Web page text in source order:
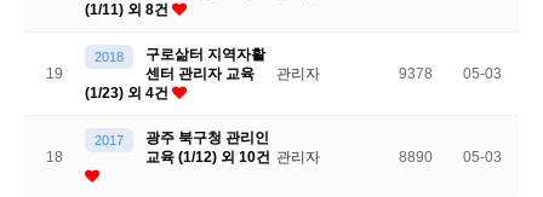
(1/11) 외 8건
19
2018
구로삶터 지역자활
센터 관리자 교육
(1/23) 외 4건
관리자 9378 05-03
18
2017
광주 북구청 관리인
교육 (1/12) 외 10건 관리자 8890 05-03